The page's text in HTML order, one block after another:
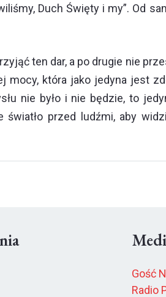
Duch Święty i my”. Od
ten dar, a po drugie nie
która jako jedyna jest
nie było i nie będzie, to
przed ludźmi, aby
Gość
Radio